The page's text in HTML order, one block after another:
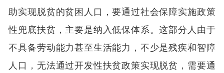
助实现脱贫的贫困人口，要通过社会保障实施政策
性兜底扶贫，主要是纳入低保体系。这部分人由于
不具备劳动能力甚至生活能力，不少是残疾和智障
人口，无法通过开发性扶贫政策实现脱贫，需要通